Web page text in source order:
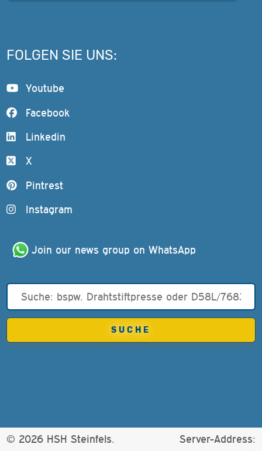
FOLGEN SIE UNS:
Youtube
Facebook
Linkedin
X
Pintrest
Instagram
Join our news group on WhatsApp
© 2026 HSH Steinfels.
Server-Address: